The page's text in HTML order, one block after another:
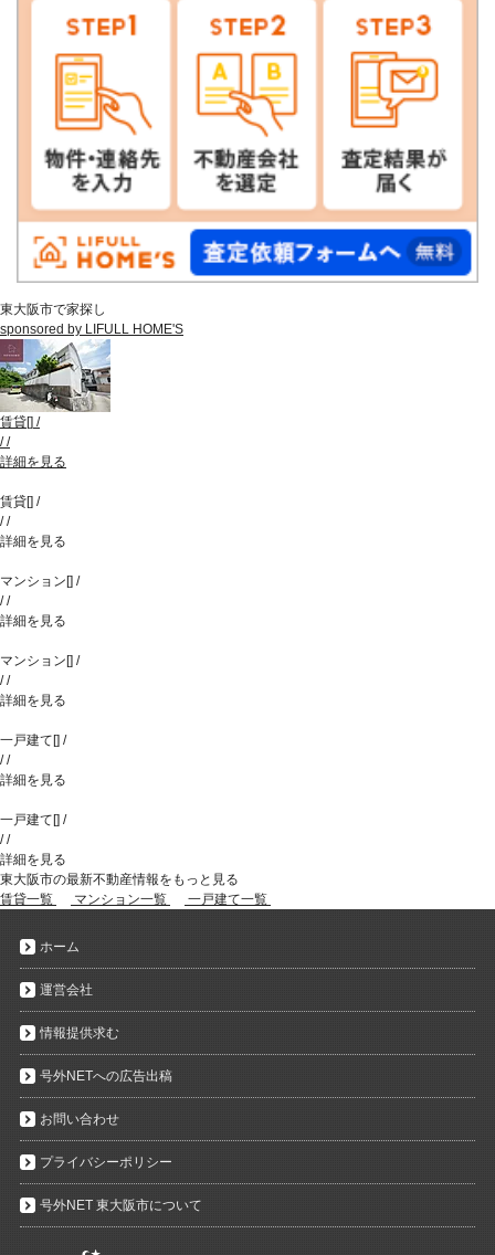
東大阪市で家探し
sponsored by LIFULL HOME'S
賃貸[] /
//
詳細を見る
賃貸[] /
//
詳細を見る
マンション[] /
//
詳細を見る
マンション[] /
//
詳細を見る
一戸建て[] /
//
詳細を見る
一戸建て[] /
//
詳細を見る
東大阪市の最新不動産情報をもっと見る
賃貸一覧
マンション一覧 一戸建て一覧
ホーム
運営会社
情報提供求む
号外NETへの広告出稿
お問い合わせ
プライバシーポリシー
号外NET 東大阪市について